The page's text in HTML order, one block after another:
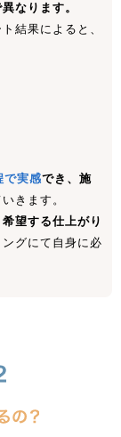
なります。
結果によると、
で実感でき、施
きます。
望する仕上がり
グにて自身に必
広島県